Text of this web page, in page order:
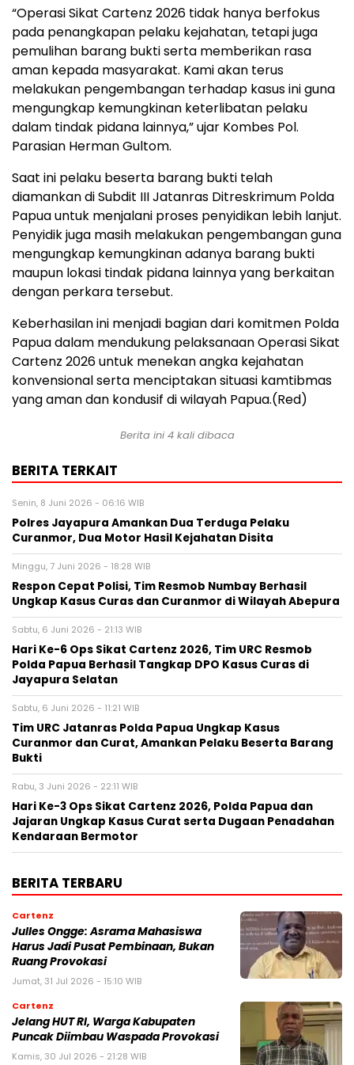
“Operasi Sikat Cartenz 2026 tidak hanya berfokus
pada penangkapan pelaku kejahatan, tetapi juga
pemulihan barang bukti serta memberikan rasa
aman kepada masyarakat. Kami akan terus
melakukan pengembangan terhadap kasus ini guna
mengungkap kemungkinan keterlibatan pelaku
dalam tindak pidana lainnya,” ujar Kombes Pol.
Parasian Herman Gultom.
Saat ini pelaku beserta barang bukti telah
diamankan di Subdit III Jatanras Ditreskrimum Polda
Papua untuk menjalani proses penyidikan lebih lanjut.
Penyidik juga masih melakukan pengembangan guna
mengungkap kemungkinan adanya barang bukti
maupun lokasi tindak pidana lainnya yang berkaitan
dengan perkara tersebut.
Keberhasilan ini menjadi bagian dari komitmen Polda
Papua dalam mendukung pelaksanaan Operasi Sikat
Cartenz 2026 untuk menekan angka kejahatan
konvensional serta menciptakan situasi kamtibmas
yang aman dan kondusif di wilayah Papua.(Red)
Berita ini 4 kali dibaca
BERITA TERKAIT
Senin, 8 Juni 2026 - 06:16 WIB
Polres Jayapura Amankan Dua Terduga Pelaku
Curanmor, Dua Motor Hasil Kejahatan Disita
Minggu, 7 Juni 2026 - 18:28 WIB
Respon Cepat Polisi, Tim Resmob Numbay Berhasil
Ungkap Kasus Curas dan Curanmor di Wilayah Abepura
Sabtu, 6 Juni 2026 - 21:13 WIB
Hari Ke-6 Ops Sikat Cartenz 2026, Tim URC Resmob
Polda Papua Berhasil Tangkap DPO Kasus Curas di
Jayapura Selatan
Sabtu, 6 Juni 2026 - 11:21 WIB
Tim URC Jatanras Polda Papua Ungkap Kasus
Curanmor dan Curat, Amankan Pelaku Beserta Barang
Bukti
Rabu, 3 Juni 2026 - 22:11 WIB
Hari Ke-3 Ops Sikat Cartenz 2026, Polda Papua dan
Jajaran Ungkap Kasus Curat serta Dugaan Penadahan
Kendaraan Bermotor
BERITA TERBARU
Cartenz
Julles Ongge: Asrama Mahasiswa
Harus Jadi Pusat Pembinaan, Bukan
Ruang Provokasi
Jumat, 31 Jul 2026 - 15:10 WIB
Cartenz
Jelang HUT RI, Warga Kabupaten
Puncak Diimbau Waspada Provokasi
Kamis, 30 Jul 2026 - 21:28 WIB